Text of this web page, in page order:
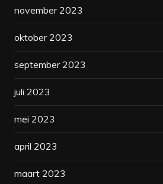
november 2023
oktober 2023
september 2023
juli 2023
mei 2023
april 2023
maart 2023